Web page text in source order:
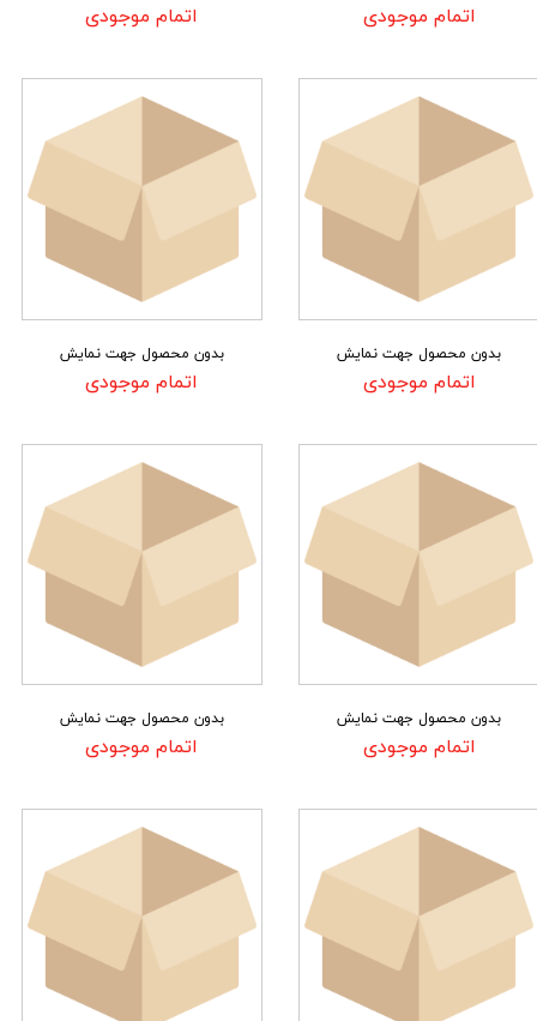
اتمام موجودی اتمام موجودی
بدون محصول جهت نمایش
اتمام موجودی
بدون محصول جهت نمایش
اتمام موجودی
بدون محصول جهت نمایش
اتمام موجودی
بدون محصول جهت نمایش
اتمام موجودی